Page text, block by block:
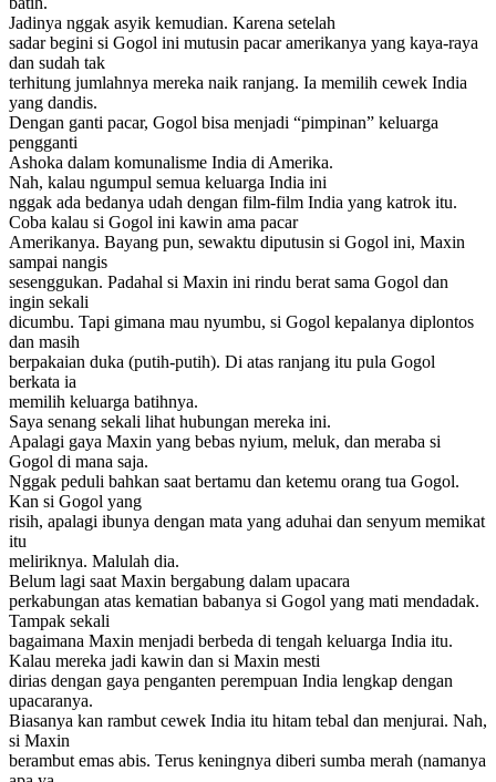
Jadinya nggak asyik kemudian. Karena setelah
sadar begini si Gogol ini mutusin pacar amerikanya yang kaya-raya
dan sudah tak
terhitung jumlahnya mereka naik ranjang. Ia memilih cewek India
yang dandis.
Dengan ganti pacar, Gogol bisa menjadi “pimpinan” keluarga
pengganti
Ashoka dalam komunalisme India di Amerika.
Nah, kalau ngumpul semua keluarga India ini
nggak ada bedanya udah dengan film-film India yang katrok itu.
Coba kalau si Gogol ini kawin ama pacar
Amerikanya. Bayang pun, sewaktu diputusin si Gogol ini, Maxin
sampai nangis
sesenggukan. Padahal si Maxin ini rindu berat sama Gogol dan
ingin sekali
dicumbu. Tapi gimana mau nyumbu, si Gogol kepalanya diplontos
dan masih
berpakaian duka (putih-putih). Di atas ranjang itu pula Gogol
berkata ia
memilih keluarga batihnya.
Saya senang sekali lihat hubungan mereka ini.
Apalagi gaya Maxin yang bebas nyium, meluk, dan meraba si
Gogol di mana saja.
Nggak peduli bahkan saat bertamu dan ketemu orang tua Gogol.
Kan si Gogol yang
risih, apalagi ibunya dengan mata yang aduhai dan senyum memikat
itu
meliriknya. Malulah dia.
Belum lagi saat Maxin bergabung dalam upacara
perkabungan atas kematian babanya si Gogol yang mati mendadak.
Tampak sekali
bagaimana Maxin menjadi berbeda di tengah keluarga India itu.
Kalau mereka jadi kawin dan si Maxin mesti
dirias dengan gaya penganten perempuan India lengkap dengan
upacaranya.
Biasanya kan rambut cewek India itu hitam tebal dan menjurai. Nah,
si Maxin
berambut emas abis. Terus keningnya diberi sumba merah (namanya